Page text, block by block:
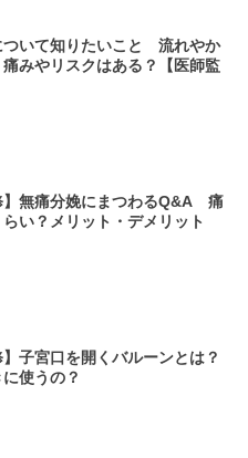
ついて知りたいこと 流れやか
みやリスクはある？【医師監
】無痛分娩にまつわるQ&A 痛
い？メリット・デメリット
】子宮口を開くバルーンとは？
使うの？